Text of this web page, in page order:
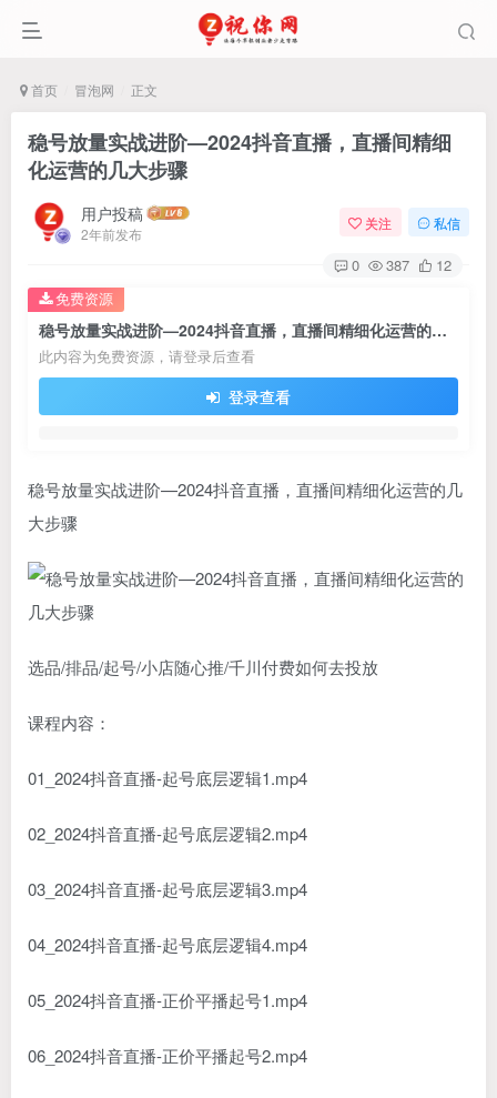
首页 冒泡网 正文
稳号放量实战进阶—2024抖音直播，直播间精细
化运营的几大步骤
用户投稿
2年前发布
关注 私信
0 387 12
稳号放量实战进阶—2024抖音直播，直播间精细化运营的几大步骤
此内容为免费资源，请登录后查看
登录查看
免费资源
稳号放量实战进阶—2024抖音直播，直播间精细化运营的几
大步骤
选品/排品/起号/小店随心推/千川付费如何去投放
课程内容：
01_2024抖音直播-起号底层逻辑1.mp4
02_2024抖音直播-起号底层逻辑2.mp4
03_2024抖音直播-起号底层逻辑3.mp4
04_2024抖音直播-起号底层逻辑4.mp4
05_2024抖音直播-正价平播起号1.mp4
06_2024抖音直播-正价平播起号2.mp4